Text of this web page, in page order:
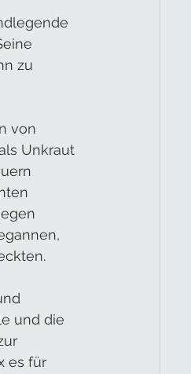
zu
von
Unkraut
und die
es für